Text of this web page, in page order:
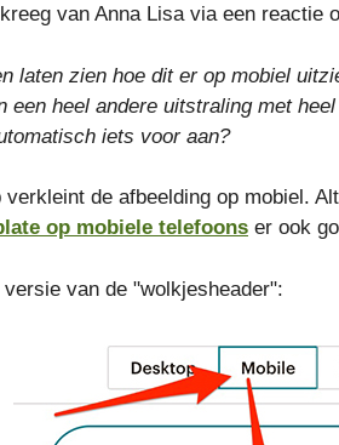
van Anna Lisa via een reactie
laten zien hoe dit er op mobiel
een heel andere uitstraling met
iets voor aan?
verkleint de afbeelding op mobiel.
op mobiele telefoons er ook
van de "wolkjesheader":